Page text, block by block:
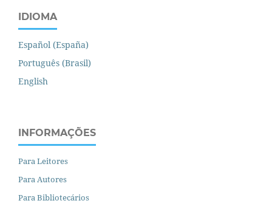
IDIOMA
Español (España)
Português (Brasil)
English
INFORMAÇÕES
Para Leitores
Para Autores
Para Bibliotecários